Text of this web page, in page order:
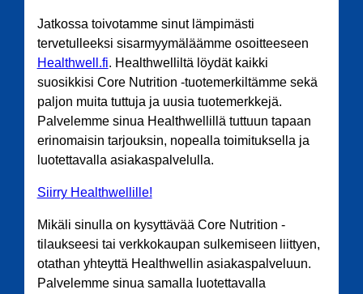
Jatkossa toivotamme sinut lämpimästi
tervetulleeksi sisarmyymäläämme osoitteeseen
Healthwell.fi. Healthwelliltä löydät kaikki
suosikkisi Core Nutrition -tuotemerkiltämme sekä
paljon muita tuttuja ja uusia tuotemerkkejä.
Palvelemme sinua Healthwellillä tuttuun tapaan
erinomaisin tarjouksin, nopealla toimituksella ja
luotettavalla asiakaspalvelulla.
Siirry Healthwellille!
Mikäli sinulla on kysyttävää Core Nutrition -
tilaukseesi tai verkkokaupan sulkemiseen liittyen,
otathan yhteyttä Healthwellin asiakaspalveluun.
Palvelemme sinua samalla luotettavalla